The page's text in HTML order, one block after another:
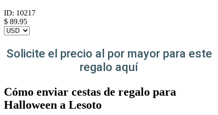
ID: 10217
$ 89.95
Solicite el precio al por mayor para este
regalo aquí
Cómo enviar cestas de regalo para
Halloween a Lesoto